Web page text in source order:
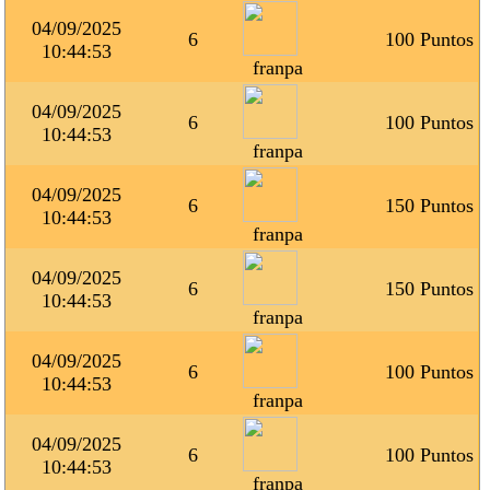
04/09/2025
10:44:53
6
franpa
100 Puntos
04/09/2025
10:44:53
6
franpa
100 Puntos
04/09/2025
10:44:53
6
franpa
150 Puntos
04/09/2025
10:44:53
6
franpa
150 Puntos
04/09/2025
10:44:53
6
franpa
100 Puntos
04/09/2025
10:44:53
6
franpa
100 Puntos